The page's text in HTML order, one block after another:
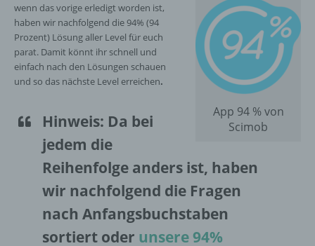
App 94 % von
Scimob
wenn das vorige erledigt worden ist,
haben wir nachfolgend die 94% (94
Prozent) Lösung aller Level für euch
parat. Damit könnt ihr schnell und
einfach nach den Lösungen schauen
und so das nächste Level erreichen.
Hinweis: Da bei
jedem die
Reihenfolge anders ist, haben
wir nachfolgend die Fragen
nach Anfangsbuchstaben
sortiert oder unsere 94%